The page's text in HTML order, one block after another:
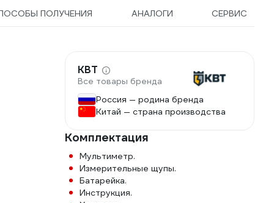
ПОЛУЧЕНИЯ АНАЛОГИ СЕРВИС
КВТ
Все товары бренда
Россия — родина бренда
Китай — страна производства
Комплектация
Мультиметр.
Измерительные щупы.
Батарейка.
Инструкция.